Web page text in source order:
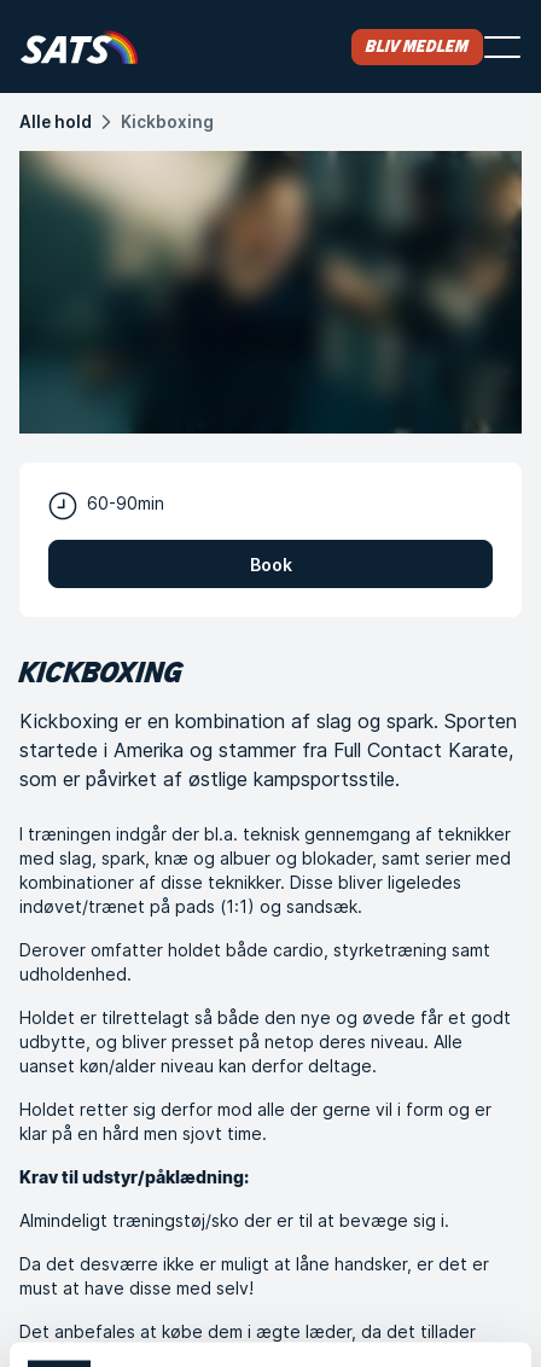
Bliv medlem
Alle hold Kickboxing
60-90min
Book
KICKBOXING
Kickboxing er en kombination af slag og spark. Sporten
startede i Amerika og stammer fra Full Contact Karate,
som er påvirket af østlige kampsportsstile.
I træningen indgår der bl.a. teknisk gennemgang af teknikker
med slag, spark, knæ og albuer og blokader, samt serier med
kombinationer af disse teknikker. Disse bliver ligeledes
indøvet/trænet på pads (1:1) og sandsæk.
Derover omfatter holdet både cardio, styrketræning samt
udholdenhed.
Holdet er tilrettelagt så både den nye og øvede får et godt
udbytte, og bliver presset på netop deres niveau. Alle
uanset køn/alder niveau kan derfor deltage.
Holdet retter sig derfor mod alle der gerne vil i form og er
klar på en hård men sjovt time.
Krav til udstyr/påklædning:
Almindeligt træningstøj/sko der er til at bevæge sig i.
Da det desværre ikke er muligt at låne handsker, er det er
must at have disse med selv!
Det anbefales at købe dem i ægte læder, da det tillader
hænderne at “ånde” og med tiden tilpasser sig den enkelte.